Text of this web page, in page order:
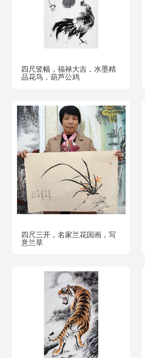
四尺竖幅，福禄大吉，水墨精
品花鸟，葫芦公鸡
四尺三开，名家兰花国画，写
意兰草